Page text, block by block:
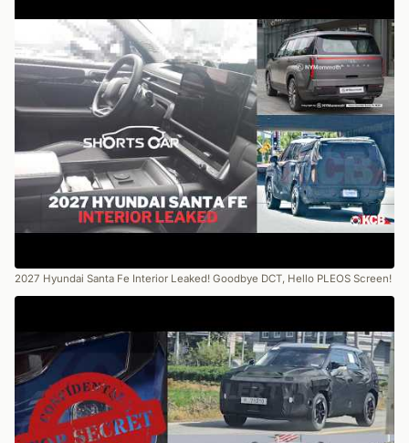
2027 Hyundai Santa Fe Interior Leaked! Goodbye DCT, Hello PLEOS Screen!